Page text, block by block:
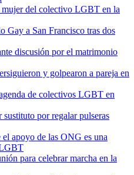
del colectivo LGBT en la
Gay a San Francisco tras dos
discusión por el matrimonio
y golpearon a pareja en
de colectivos LGBT en
por regalar pulseras
apoyo de las ONG es una
para celebrar marcha en la